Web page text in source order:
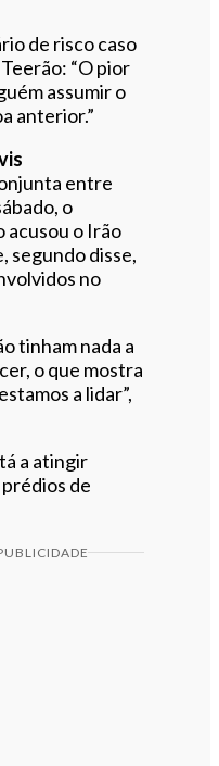
de risco caso
“O pior
assumir o
anterior.”
entre
o
o Irão
segundo disse,
no
tinham nada a
o que mostra
a lidar”,
a atingir
de